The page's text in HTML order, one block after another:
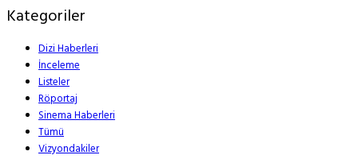
Kategoriler
Dizi Haberleri
İnceleme
Listeler
Röportaj
Sinema Haberleri
Tümü
Vizyondakiler